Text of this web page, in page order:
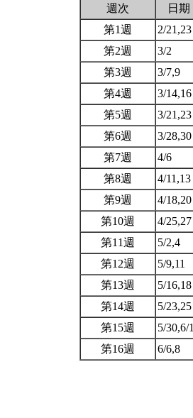
週次
日期
第1週
2/21,23
第2週
3/2
第3週
3/7,9
第4週
3/14,16
第5週
3/21,23
第6週
3/28,30
第7週
4/6
第8週
4/11,13
第9週
4/18,20
第10週
4/25,27
第11週
5/2,4
第12週
5/9,11
第13週
5/16,18
第14週
5/23,25
第15週
5/30,6/1
第16週
6/6,8